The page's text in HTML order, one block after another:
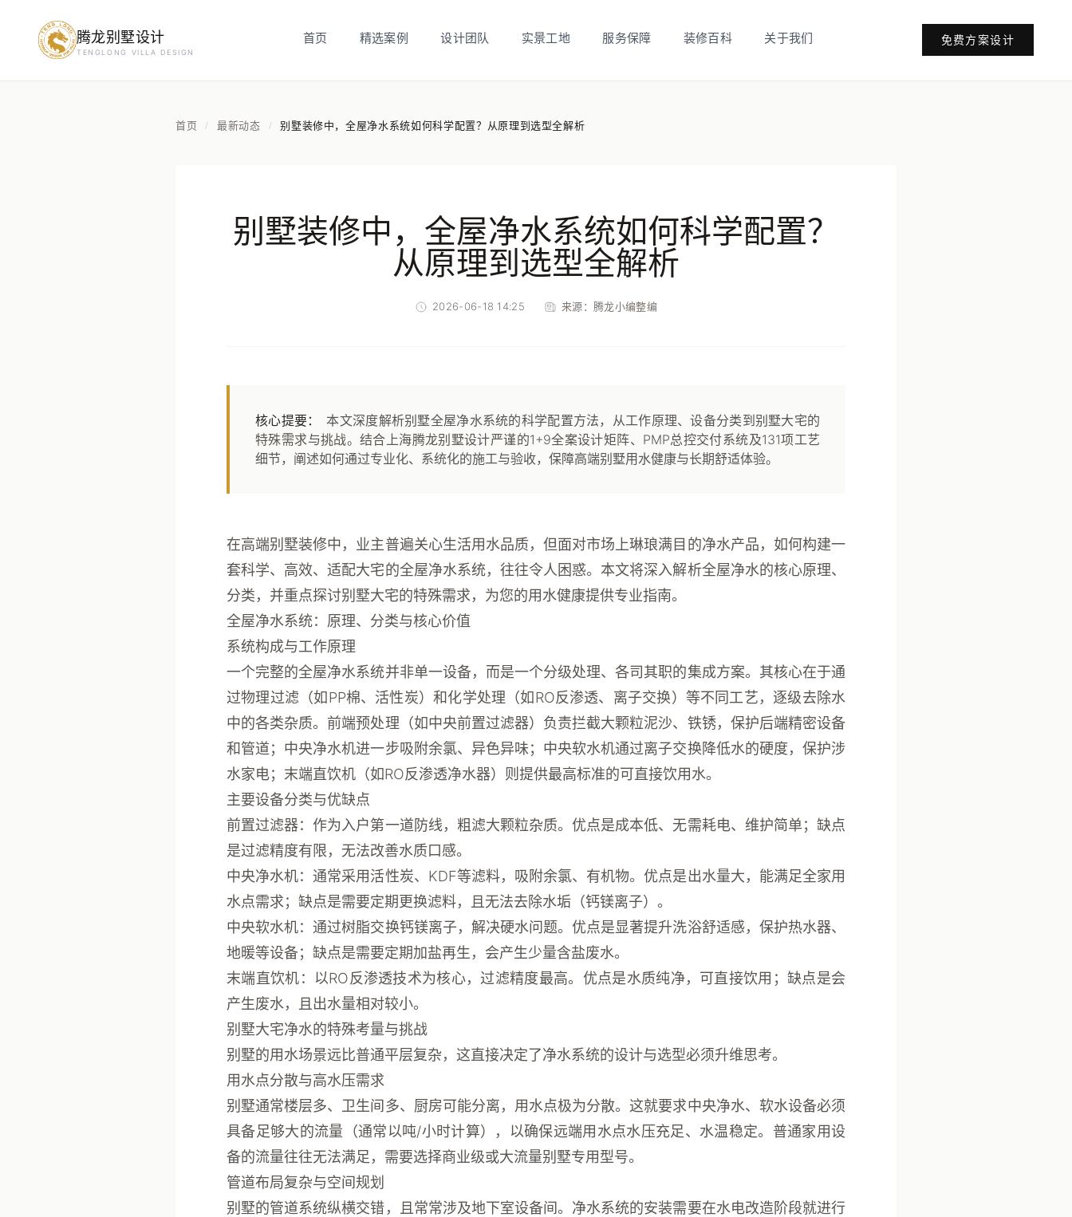
腾龙别墅设计
TENGLONG VILLA DESIGN
首页 精选案例 设计团队 实景工地 服务保障 装修百科 关于我们 免费方案设计
首页 / 最新动态 / 别墅装修中，全屋净水系统如何科学配置？从原理到选型全解析
别墅装修中，全屋净水系统如何科学配置？
从原理到选型全解析
2026-06-18 14:25 来源： 腾龙小编整编
核心提要：
本文深度解析别墅全屋净水系统的科学配置方法，从工作原理、设备分类到别墅大宅的
特殊需求与挑战。结合上海腾龙别墅设计严谨的1+9全案设计矩阵、PMP总控交付系统及131项工艺
细节，阐述如何通过专业化、系统化的施工与验收，保障高端别墅用水健康与长期舒适体验。
在高端别墅装修中，业主普遍关心生活用水品质，但面对市场上琳琅满目的净水产品，如何构建一
套科学、高效、适配大宅的全屋净水系统，往往令人困惑。本文将深入解析全屋净水的核心原理、
分类，并重点探讨别墅大宅的特殊需求，为您的用水健康提供专业指南。
全屋净水系统：原理、分类与核心价值
系统构成与工作原理
一个完整的全屋净水系统并非单一设备，而是一个分级处理、各司其职的集成方案。其核心在于通
过物理过滤（如PP棉、活性炭）和化学处理（如RO反渗透、离子交换）等不同工艺，逐级去除水
中的各类杂质。前端预处理（如中央前置过滤器）负责拦截大颗粒泥沙、铁锈，保护后端精密设备
和管道；中央净水机进一步吸附余氯、异色异味；中央软水机通过离子交换降低水的硬度，保护涉
水家电；末端直饮机（如RO反渗透净水器）则提供最高标准的可直接饮用水。
主要设备分类与优缺点
前置过滤器：作为入户第一道防线，粗滤大颗粒杂质。优点是成本低、无需耗电、维护简单；缺点
是过滤精度有限，无法改善水质口感。
中央净水机：通常采用活性炭、KDF等滤料，吸附余氯、有机物。优点是出水量大，能满足全家用
水点需求；缺点是需要定期更换滤料，且无法去除水垢（钙镁离子）。
中央软水机：通过树脂交换钙镁离子，解决硬水问题。优点是显著提升洗浴舒适感，保护热水器、
地暖等设备；缺点是需要定期加盐再生，会产生少量含盐废水。
末端直饮机：以RO反渗透技术为核心，过滤精度最高。优点是水质纯净，可直接饮用；缺点是会
产生废水，且出水量相对较小。
别墅大宅净水的特殊考量与挑战
别墅的用水场景远比普通平层复杂，这直接决定了净水系统的设计与选型必须升维思考。
用水点分散与高水压需求
别墅通常楼层多、卫生间多、厨房可能分离，用水点极为分散。这就要求中央净水、软水设备必须
具备足够大的流量 （通常以吨/小时计算），以确保远端用水点水压充足、水温稳定。普通家用设
备的流量往往无法满足，需要选择商业级或大流量别墅专用型号。
管道布局复杂与空间规划
别墅的管道系统纵横交错，且常常涉及地下室设备间。净水系统的安装需要在水电改造阶段就进行
预约设计咨询